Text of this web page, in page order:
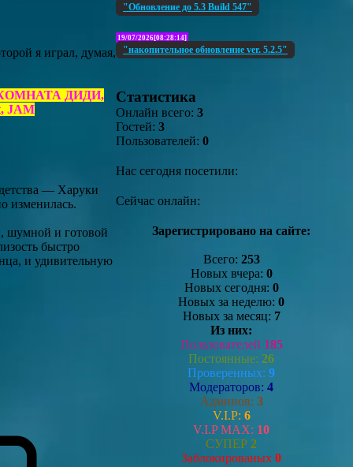
я играл, думая,
КОМНАТА ДИДИ,
JAM
— Харуки
изменилась.
шумной и готовой
быстро
и удивительную
"Обновление до 5.3 Build 547"
19/07/2026[08:28:14]
"накопительное обновление ver. 5.2.5"
Статистика
Онлайн всего: 3
Гостей: 3
Пользователей: 0
Нас сегодня посетили:
Сейчас онлайн:
Зарегистрировано на сайте:
Всего: 253
Новых вчера: 0
Новых сегодня: 0
Новых за неделю: 0
Новых за месяц: 7
Из них:
Пользователей 185
Постоянные: 26
Проверенных: 9
Модераторов: 4
Админов: 3
V.I.P: 6
V.I.P MAX: 10
СУПЕР 2
Заблокированых 0